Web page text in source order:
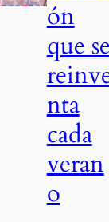
ón
que
nta
cada
veran
o